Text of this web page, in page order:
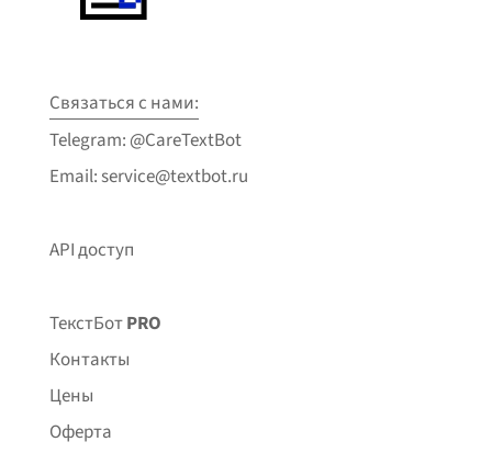
Связаться с нами:
Telegram: @CareTextBot
Email: service@textbot.ru
API доступ
ТекстБотPRO
Контакты
Цены
Оферта